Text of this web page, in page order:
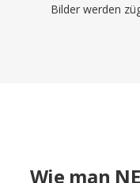
Bilder werden
Wie man